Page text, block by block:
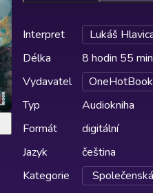
Interpret
Lukáš
Délka
8 hodin 55
Vydavatel
OneHotBook
Typ
Audiokniha
Formát
digitální
Jazyk
čeština
Kategorie